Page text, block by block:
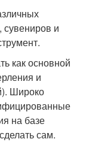
и
как основной
и
Широко
на базе
сам.